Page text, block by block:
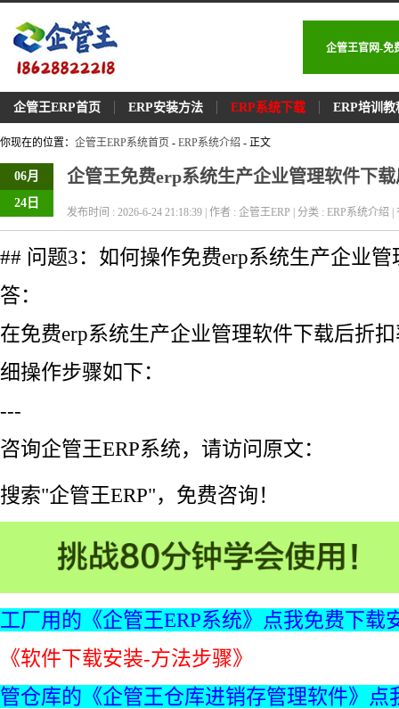
企管王官网-免
企管王ERP首页 ERP安装方法 ERP系统下载 ERP培训教
你现在的位置： 企管王ERP系统首页 - ERP系统介绍 - 正文
06月
24日
企管王免费erp系统生产企业管理软件下
发布时间 : 2026-6-24 21:18:39 | 作者 : 企管王ERP | 分类 : ERP系统介绍 |
## 问题3：如何操作免费erp系统生产企业管
答：
在免费erp系统生产企业管理软件下载后折
细操作步骤如下：
---
咨询企管王ERP系统，请访问原文：
搜索"企管王ERP"，免费咨询！
工厂用的《企管王ERP系统》点我免费下载
《软件下载安装-方法步骤》
管仓库的《企管王仓库进销存管理软件》点